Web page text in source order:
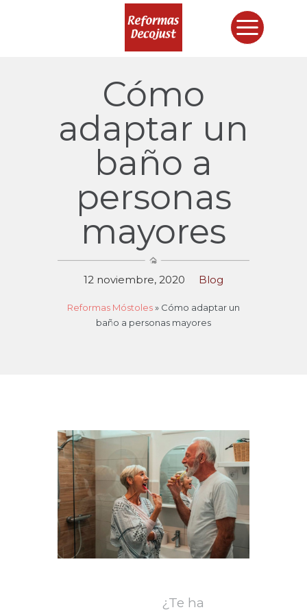
Cómo
adaptar un
baño a
personas
mayores
12 noviembre, 2020 Blog
Reformas Móstoles» Cómo adaptar un
baño a personas mayores
¿Te ha